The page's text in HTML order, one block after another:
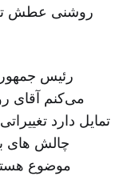
روشنی عطش
رئیس
می‌کنم آقای
تمایل دارد
چالش های
موضوع